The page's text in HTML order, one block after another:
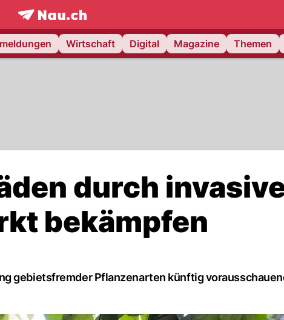
frontpage.NAU.ch
Wirtschaft Digital Magazine Themen
durch
bekämpfen
gebietsfremder Pflanzenarten künftig